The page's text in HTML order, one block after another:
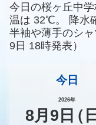
今日の桜ヶ丘中
温は 32℃。 降水
半袖や薄手のシ
9日 18時発表）
今日
2026年
8月 9 日（